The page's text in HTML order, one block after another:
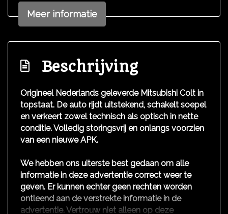
Boordcomputer
Meer informatie
Beschrijving
Origineel Nederlands geleverde Mitsubishi Colt in
topstaat. De auto rijdt uitstekend, schakelt soepel
en verkeert zowel technisch als optisch in nette
conditie. Volledig storingsvrij en onlangs voorzien
van een nieuwe APK.
We hebben ons uiterste best gedaan om alle
informatie in deze advertentie correct weer te
geven. Er kunnen echter geen rechten worden
ontleend aan de verstrekte informatie in de
advertentie. Vertrouw niet alleen op deze